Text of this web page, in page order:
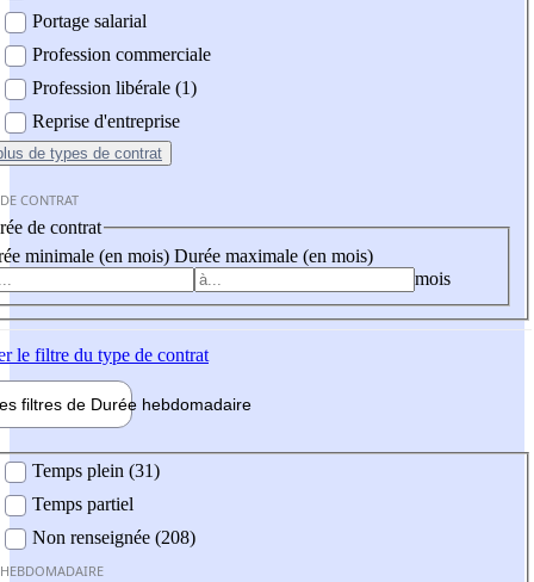
Portage salarial
Profession commerciale
Profession libérale (1)
Reprise d'entreprise
de types de contrat
CONTRAT
de contrat
minimale (en mois) Durée maximale (en mois)
mois
le filtre du type de contrat
filtres de Durée hebdomadaire
Temps plein (31)
Temps partiel
Non renseignée (208)